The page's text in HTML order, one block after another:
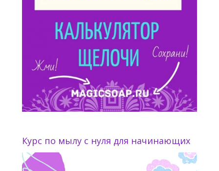
Курс по мылу с нуля для начинающих